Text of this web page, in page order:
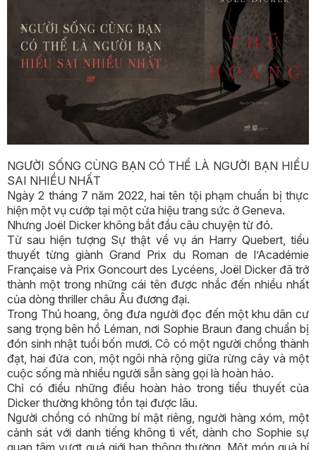
NGƯỜI SỐNG CÙNG BẠN CÓ THỂ LÀ NGƯỜI BẠN HIỂU
SAI NHIỀU NHẤT
Ngày 2 tháng 7 năm 2022, hai tên tội phạm chuẩn bị thực
hiện một vụ cướp tại một cửa hiệu trang sức ở Geneva.
Nhưng Joël Dicker không bắt đầu câu chuyện từ đó.
Từ sau hiện tượng Sự thật về vụ án Harry Quebert, tiểu
thuyết từng giành Grand Prix du Roman de l’Académie
Française và Prix Goncourt des Lycéens, Joël Dicker đã trở
thành một trong những cái tên được nhắc đến nhiều nhất
của dòng thriller châu Âu đương đại.
Trong Thú hoang, ông đưa người đọc đến một khu dân cư
sang trọng bên hồ Léman, nơi Sophie Braun đang chuẩn bị
đón sinh nhật tuổi bốn mươi. Cô có một người chồng thành
đạt, hai đứa con, một ngôi nhà rộng giữa rừng cây và một
cuộc sống mà nhiều người sẵn sàng gọi là hoàn hảo.
Chỉ có điều những điều hoàn hảo trong tiểu thuyết của
Dicker thường không tồn tại được lâu.
Người chồng có những bí mật riêng, người hàng xóm, một
cảnh sát với danh tiếng không tì vết, dành cho Sophie sự